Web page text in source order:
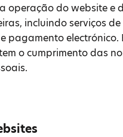
operação do website e
incluindo serviços
pagamento
o cumprimento das